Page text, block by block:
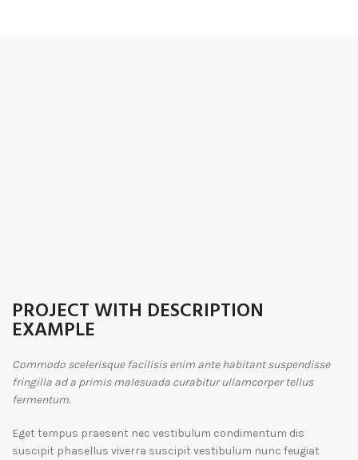
PROJECT WITH DESCRIPTION
EXAMPLE
Commodo scelerisque facilisis enim ante habitant suspendisse
fringilla ad a primis malesuada curabitur ullamcorper tellus
fermentum.
Eget tempus praesent nec vestibulum condimentum dis
suscipit phasellus viverra suscipit vestibulum nunc feugiat